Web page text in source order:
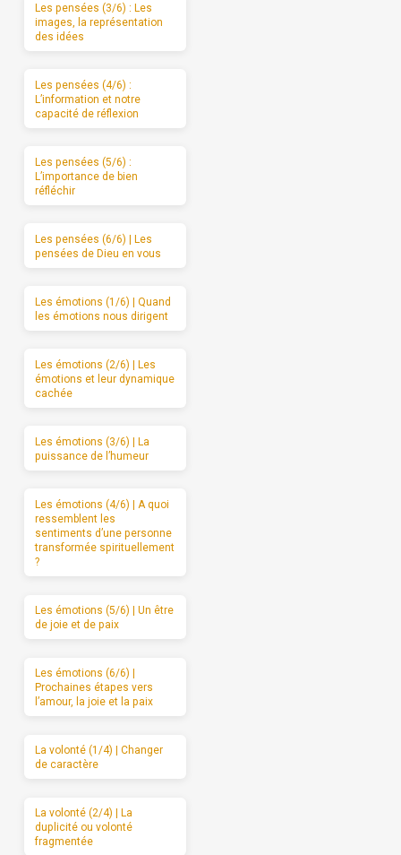
Les pensées (3/6) : Les
images, la représentation
des idées
Les pensées (4/6) :
L’information et notre
capacité de réflexion
Les pensées (5/6) :
L’importance de bien
réfléchir
Les pensées (6/6) | Les
pensées de Dieu en vous
Les émotions (1/6) | Quand
les émotions nous dirigent
Les émotions (2/6) | Les
émotions et leur dynamique
cachée
Les émotions (3/6) | La
puissance de l’humeur
Les émotions (4/6) | A quoi
ressemblent les
sentiments d’une personne
transformée spirituellement
?
Les émotions (5/6) | Un être
de joie et de paix
Les émotions (6/6) |
Prochaines étapes vers
l’amour, la joie et la paix
La volonté (1/4) | Changer
de caractère
La volonté (2/4) | La
duplicité ou volonté
fragmentée